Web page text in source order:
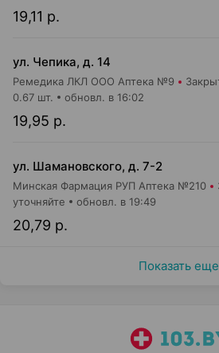
19,11 р.
ул. Чепика, д. 14
Ремедика ЛКЛ ООО Аптека №9
19,95 р.
0.67 шт. обновл. в 16:02
ул. Шамановского, д. 7-2
Минская Фармация РУП Аптека №210
20,79 р.
уточняйте обновл. в 19:49
Показать еще